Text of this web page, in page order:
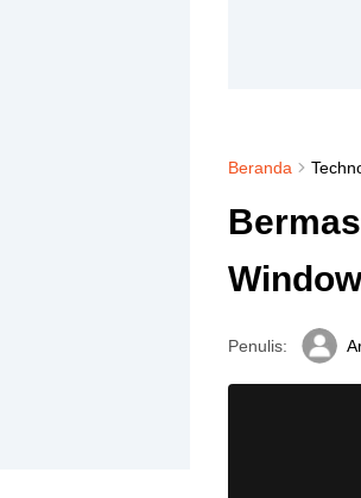
Beranda
Penulis: